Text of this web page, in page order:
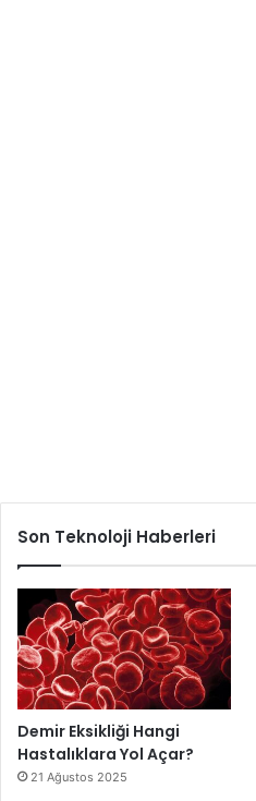
Son Teknoloji Haberleri
Demir Eksikliği Hangi
Hastalıklara Yol Açar?
21 Ağustos 2025